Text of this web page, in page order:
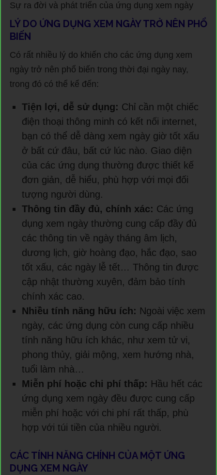
Sự ra đời và phát triển của ứng dụng xem ngày
LÝ DO ỨNG DỤNG XEM NGÀY TRỞ NÊN PHỔ
BIẾN
Có rất nhiều lý do khiến cho các ứng dụng xem
ngày trở nên phổ biến trong thời đại ngày nay,
trong đó có thể kể đến:
Tiện lợi, dễ sử dụng: Chỉ cần một chiếc
điện thoại thông minh có kết nối internet,
bạn có thể dễ dàng xem ngày giờ tốt xấu
ở bất cứ đâu, bất cứ lúc nào. Giao diện
của các ứng dụng thường được thiết kế
đơn giản, dễ hiểu, phù hợp với mọi đối
tượng người dùng.
Thông tin đầy đủ, chính xác: Các ứng
dụng xem ngày thường cung cấp đầy đủ
các thông tin về ngày tháng âm lịch,
dương lịch, giờ hoàng đạo, hắc đạo, sao
tốt xấu, các ngày lễ tết… Thông tin được
cập nhật thường xuyên, đảm bảo tính
chính xác cao.
Nhiều tính năng hữu ích: Ngoài việc xem
ngày, các ứng dụng còn cung cấp nhiều
tính năng hữu ích khác, như xem tử vi,
phong thủy, giải mộng, xem hướng nhà,
tuổi làm nhà…
Miễn phí hoặc chi phí thấp: Hầu hết các
ứng dụng xem ngày đều được cung cấp
miễn phí hoặc với chi phí rất thấp, phù
hợp với túi tiền của nhiều người.
CÁC TÍNH NĂNG CHÍNH CỦA MỘT ỨNG
DỤNG XEM NGÀY